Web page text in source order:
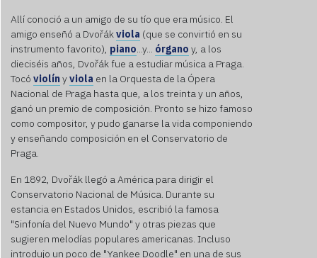
feature
to load,
please
click
'accept'.
More
Information
Powered
by
Usercentrics
Consent
Management
Platform
Allí conoció a un amigo de su tío que era músico. El
amigo enseñó a Dvořák viola (que se convirtió en su
instrumento favorito), piano ...y... órgano y, a los
dieciséis años, Dvořák fue a estudiar música a Praga.
Tocó violínyviola en la Orquesta de la Ópera
Nacional de Praga hasta que, a los treinta y un años,
ganó un premio de composición. Pronto se hizo famoso
como compositor, y pudo ganarse la vida componiendo
y enseñando composición en el Conservatorio de
Praga.
En 1892, Dvořák llegó a América para dirigir el
Conservatorio Nacional de Música. Durante su
estancia en Estados Unidos, escribió la famosa
"Sinfonía del Nuevo Mundo" y otras piezas que
sugieren melodías populares americanas. Incluso
introdujo un poco de "Yankee Doodle" en una de sus